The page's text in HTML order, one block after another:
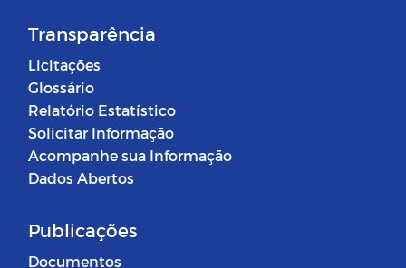
Transparência
Licitações
Glossário
Relatório Estatístico
Solicitar Informação
Acompanhe sua Informação
Dados Abertos
Publicações
Documentos